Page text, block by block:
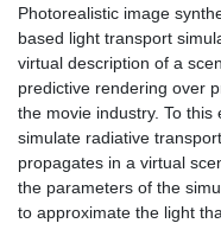
Photorealistic image
based light transport
virtual description of a
predictive rendering over
the movie industry. To
simulate radiative
propagates in a virtual
the parameters of the
to approximate the light